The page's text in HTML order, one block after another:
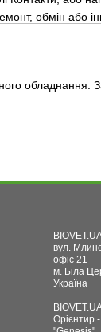
обмін або
обладнання.
вул.
офіс 21
м. Біла
Україна
Орієнтир